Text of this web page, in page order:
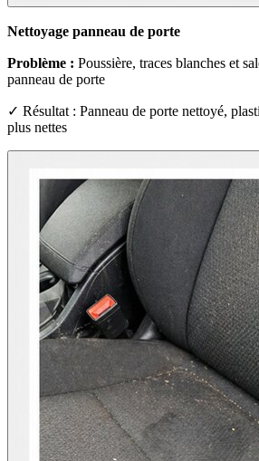
Nettoyage panneau de porte
Problème : Poussière, traces blanches et
panneau de porte
✓ Résultat : Panneau de porte nettoyé,
plus nettes